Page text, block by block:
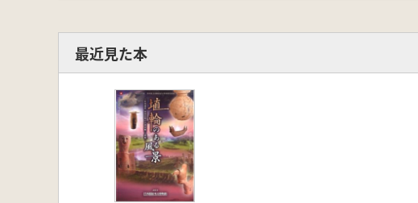
最近見た本